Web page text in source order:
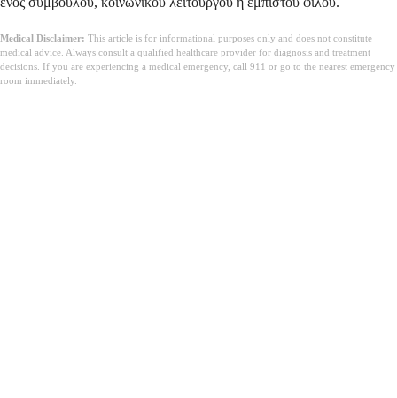
Medical Disclaimer: This article is for informational purposes only and does not constitute
medical advice. Always consult a qualified healthcare provider for diagnosis and treatment
decisions. If you are experiencing a medical emergency, call 911 or go to the nearest emergency
room immediately.